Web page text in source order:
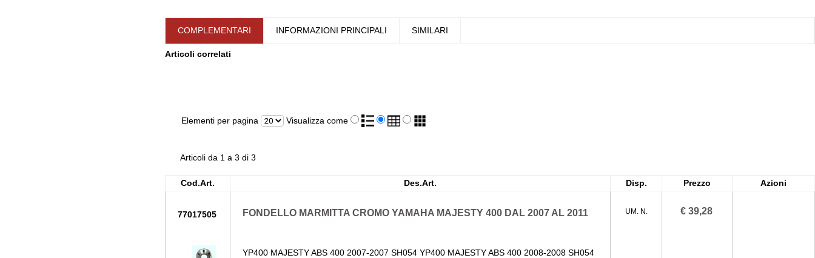
COMPLEMENTARI INFORMAZIONI PRINCIPALI SIMILARI
Articoli correlati
Elementi per pagina Visualizza come
Articoli da 1 a 3 di 3
Cod.Art. Des.Art. Disp. Prezzo Azioni
77017505 FONDELLO MARMITTA CROMO YAMAHA MAJESTY 400 DAL 2007 AL 2011
YP400 MAJESTY ABS 400 2007-2007 SH054 YP400 MAJESTY ABS 400 2008-2008 SH054
UM. N. € 39,28